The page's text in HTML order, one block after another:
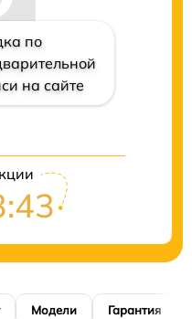
по
на сайте
Модели Гарантия